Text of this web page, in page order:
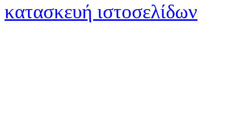
κατασκευή ιστοσελίδων